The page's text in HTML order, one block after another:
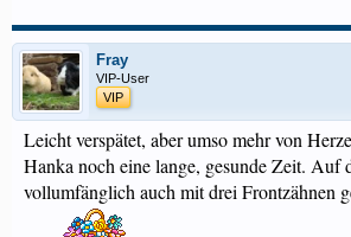
Fray
VIP-User
VIP
Leicht verspätet, aber umso mehr von
Hanka noch eine lange, gesunde Zeit. Auf
vollumfänglich auch mit drei Frontzähnen